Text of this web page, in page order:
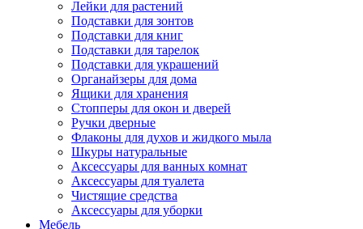
Лейки для растений
Подставки для зонтов
Подставки для книг
Подставки для тарелок
Подставки для украшений
Органайзеры для дома
Ящики для хранения
Стопперы для окон и дверей
Ручки дверные
Флаконы для духов и жидкого мыла
Шкуры натуральные
Аксессуары для ванных комнат
Аксессуары для туалета
Чистящие средства
Аксессуары для уборки
Мебель